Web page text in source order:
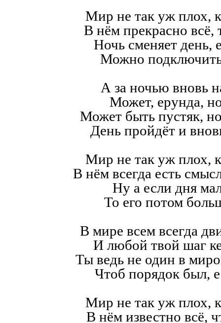
Мир не так уж плох,
В нём прекрасно всё,
Ночь сменяет день,
Можно
А за ночью вновь
Может, ерунда,
Может быть пустяк,
День пройдёт и
Мир не так уж плох,
В нём всегда есть
Ну а если дня
То его потом
В мире всем всегда
И любой твой шаг
Ты ведь не один в
Чтоб порядок был,
Мир не так уж плох,
В нём известно всё,